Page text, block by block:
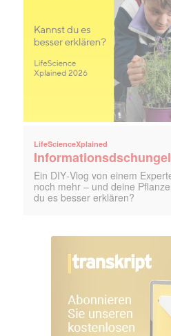
LifeScienceXplained
Ein DIY‑Vlog von einem
noch mehr – und deine
du es besser erklären?